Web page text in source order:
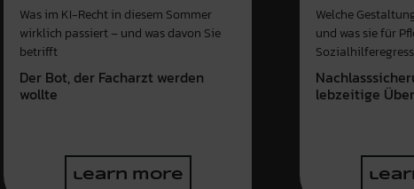
Was im KI-Recht in diesem Sommer
wirklich passiert – und was davon Sie
betrifft
Der Bot, der Facharzt werden
wollte
learn more
Welche
und was sie für
lebzeitige